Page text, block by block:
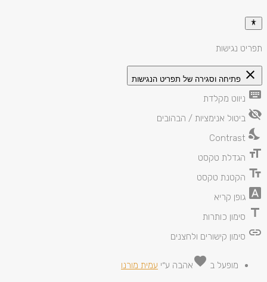
תפריט נגישות
close פתיחה וסגירה של תפריט הנגישות
keyboard ניווט מקלדת
visibility_off ביטול אנימציות / הבהובים
nights_stay
Contrast
format_size הגדלת טקסט
text_fields הקטנת טקסט
font_download גופן קריא
title סימון כותרות
link סימון קישורים ולחצנים
מופעל ב favoriteאהבה ע״י עמית מורנו